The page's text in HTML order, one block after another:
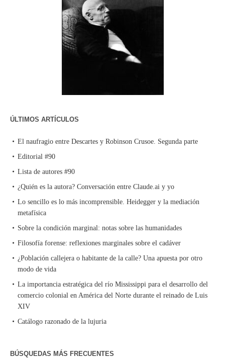
ÚLTIMOS ARTÍCULOS
El naufragio entre Descartes y Robinson Crusoe. Segunda parte
Editorial #90
Lista de autores #90
¿Quién es la autora? Conversación entre Claude.ai y yo
Lo sencillo es lo más incomprensible. Heidegger y la mediación
metafísica
Sobre la condición marginal: notas sobre las humanidades
Filosofía forense: reflexiones marginales sobre el cadáver
¿Población callejera o habitante de la calle? Una apuesta por otro
modo de vida
La importancia estratégica del río Mississippi para el desarrollo del
comercio colonial en América del Norte durante el reinado de Luis
XIV
Catálogo razonado de la lujuria
BÚSQUEDAS MÁS FRECUENTES